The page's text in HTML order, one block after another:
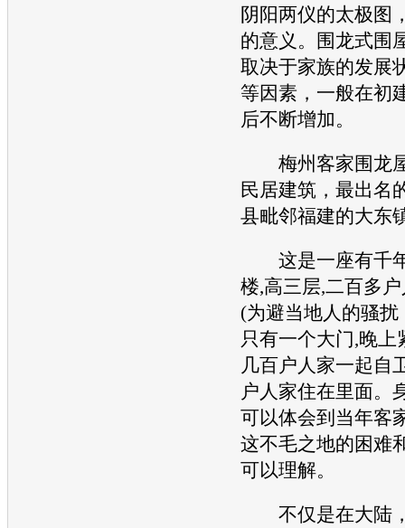
阴阳两仪的太极图
的意义。围龙式围
取决于家族的发展
等因素，一般在初
后不断增加。
梅州客家围龙
民居建筑，最出名
县毗邻福建的大东
这是一座有千
楼,高三层,二百多
(为避当地人的骚
只有一个大门,晚上
几百户人家一起自
户人家住在里面。
可以体会到当年客
这不毛之地的困难
可以理解。
不仅是在大陆